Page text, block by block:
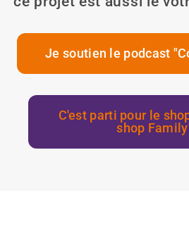
Je soutien le podcast
C'est parti pour le
shop